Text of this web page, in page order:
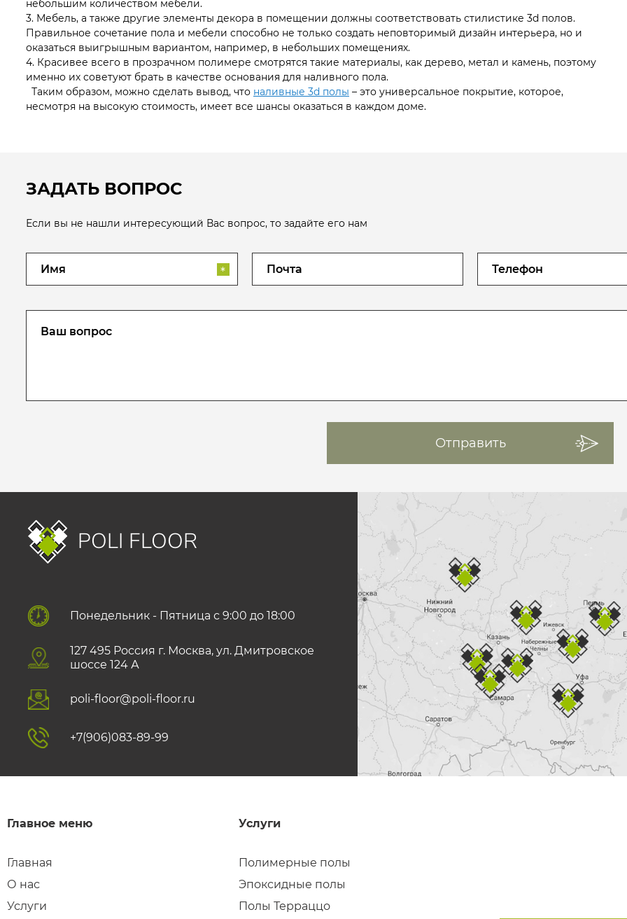
небольшим количеством мебели.
3. Мебель, а также другие элементы декора в помещении должны соответствовать стилистике 3d полов.
Правильное сочетание пола и мебели способно не только создать неповторимый дизайн интерьера, но и
оказаться выигрышным вариантом, например, в небольших помещениях.
4. Красивее всего в прозрачном полимере смотрятся такие материалы, как дерево, метал и камень, поэтому
именно их советуют брать в качестве основания для наливного пола.
Таким образом, можно сделать вывод, что наливные 3d полы – это универсальное покрытие, которое,
несмотря на высокую стоимость, имеет все шансы оказаться в каждом доме.
ЗАДАТЬ ВОПРОС
Если вы не нашли интересующий Вас вопрос, то задайте его нам
*
POLI FLOOR
Понедельник - Пятница с 9:00 до 18:00
127 495 Роccия г. Москва, ул. Дмитровское
шоссе 124 А
poli-floor@poli-floor.ru
+7(906)083-89-99
Главное меню
Главная
О нас
Услуги
Услуги
Полимерные полы
Эпоксидные полы
Полы Терраццо